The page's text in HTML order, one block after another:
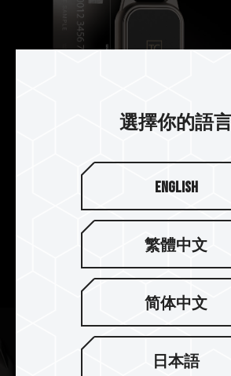
時尚輕巧的生活單品
產品尺寸比信用卡更小，整體材質
屬材質，重量僅 70 公克，充分展
的結合，兼具科技與生活品味。
選擇你的語
English
繁體中文
简体中文
日本語